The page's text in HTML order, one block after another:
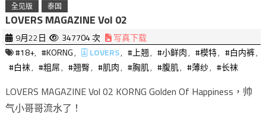
全见版 泰国
LOVERS MAGAZINE Vol 02
9月22日 347704 次
写真下载
#18+, #KORNG, LOVERS, #上翘, #小鲜肉, #模特, #白内裤,
#白袜, #粗屌, #翘臀, #肌肉, #胸肌, #腹肌, #薄纱, #长袜
LOVERS MAGAZINE Vol 02 KORNG Golden Of Happiness，帅
气小哥哥流水了！